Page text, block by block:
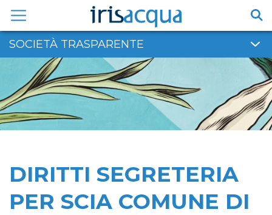
contenuto
SOCIETÀ TRASPARENTE
DIRITTI SEGRETERIA
PER SCIA COMUNE DI